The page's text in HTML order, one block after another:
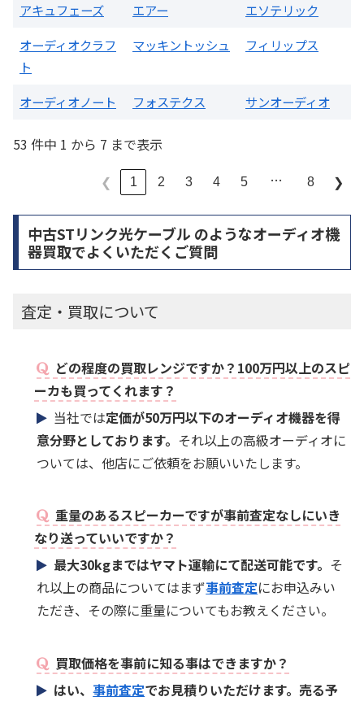
アキュフェーズ
エアー
エソテリック
オーディオクラフ
ト
マッキントッシュ フィリップス
オーディオノート フォステクス サンオーディオ
53 件中 1 から 7 まで表示
❮ 1 2 3 4 5 … 8 ❯
中古STリンク光ケーブル のようなオーディオ機
器買取でよくいただくご質問
査定・買取について
どの程度の買取レンジですか？100万円以上のスピ
ーカも買ってくれます？
当社では定価が50万円以下のオーディオ機器を得
意分野としております。 それ以上の高級オーディオに
ついては、他店にご依頼をお願いいたします。
重量のあるスピーカーですが事前査定なしにいき
なり送っていいですか？
最大30kgまではヤマト運輸にて配送可能です。 そ
れ以上の商品についてはまず事前査定にお申込みい
ただき、その際に重量についてもお教えください。
買取価格を事前に知る事はできますか？
はい、事前査定でお見積りいただけます。売る予